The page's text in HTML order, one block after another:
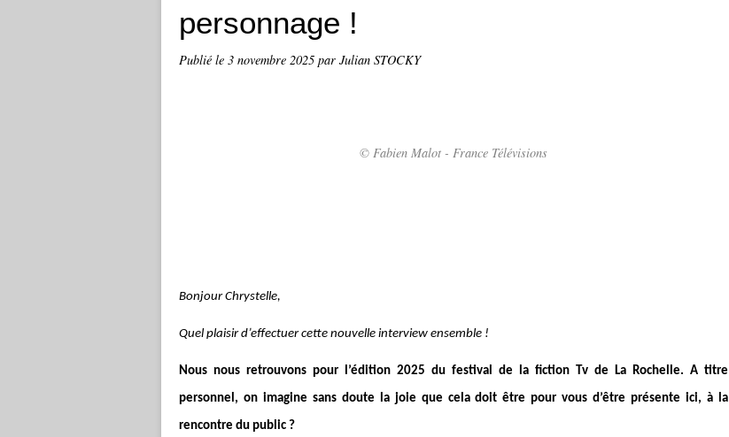
personnage !
Publié le 3 novembre 2025 par Julian STOCKY
© Fabien Malot - France Télévisions
Bonjour Chrystelle,
Quel plaisir d’effectuer cette nouvelle interview ensemble !
Nous nous retrouvons pour l’édition 2025 du festival de la fiction Tv de La Rochelle. A titre
personnel, on imagine sans doute la joie que cela doit être pour vous d’être présente ici, à la
rencontre du public ?